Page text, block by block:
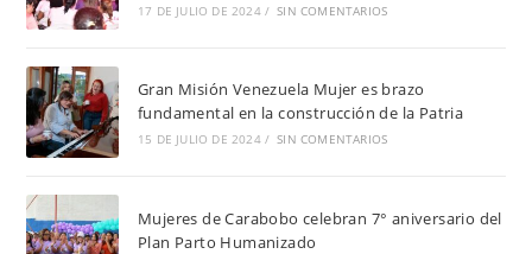
17 DE JULIO DE 2024 / SIN COMENTARIOS
Gran Misión Venezuela Mujer es brazo
fundamental en la construcción de la Patria
15 DE JULIO DE 2024 / SIN COMENTARIOS
Mujeres de Carabobo celebran 7° aniversario del
Plan Parto Humanizado